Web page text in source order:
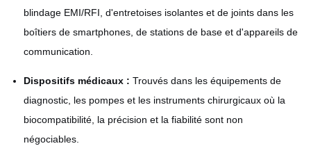
blindage EMI/RFI, d'entretoises isolantes et de joints dans les
boîtiers de smartphones, de stations de base et d'appareils de
communication.
Dispositifs médicaux : Trouvés dans les équipements de
diagnostic, les pompes et les instruments chirurgicaux où la
biocompatibilité, la précision et la fiabilité sont non
négociables.